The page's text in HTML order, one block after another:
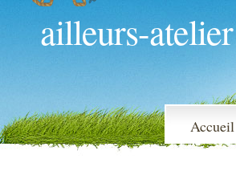
ailleurs-atelier
Accueil